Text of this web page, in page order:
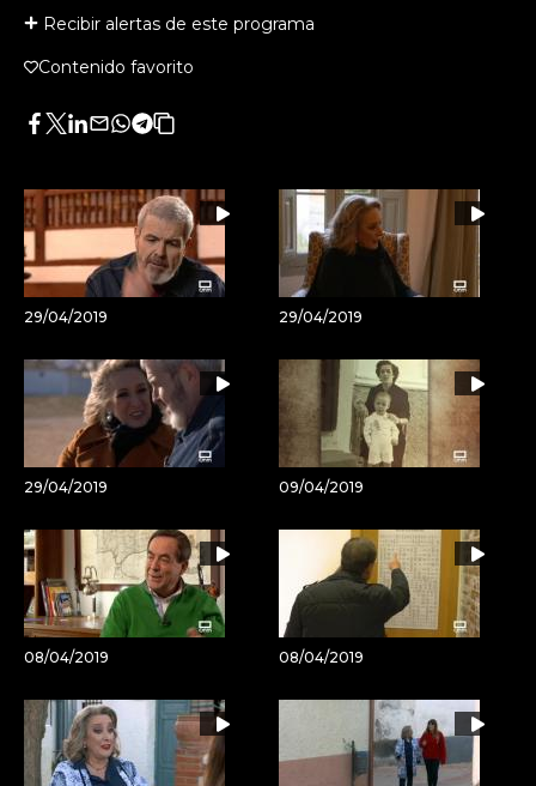
Recibir alertas de este programa
Contenido favorito
Facebook
Twitter
LinkedIn
Enviar
Whatsapp
Telegram
Copiar
artículo
29/04/2019 29/04/2019
29/04/2019 09/04/2019
08/04/2019 08/04/2019